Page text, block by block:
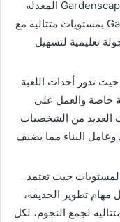
الطريقة الصحيحة للعب لعبة Gardenscapes Apk المعدلة
والتقدم فيها، تأتي لعبة Gardenscapes بمستويات متتالية مع
تعليمية لتسهيل
تدور أحداث اللعبة
خاصة والعمل على
العديد من الشخصيات
البناء مما يضيف
حيث تعتمد
مهام تطوير الحديقة،
لجمع النجوم، لكل